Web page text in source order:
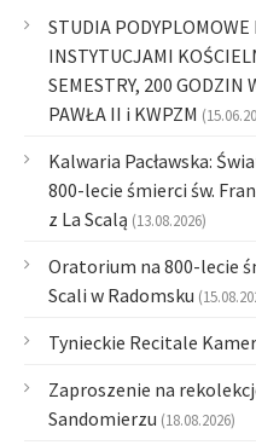
STUDIA
INSTYTUCJAMI
SEMESTRY, 200 GODZIN
PAWŁA II i KWPZM
Kalwaria Pacławska:
800-lecie śmierci św.
z La Scalą (13.08.2026)
Oratorium na 800-lecie
Scali w Radomsku
Tynieckie Recitale
Zaproszenie na
Sandomierzu (18.08.2026)